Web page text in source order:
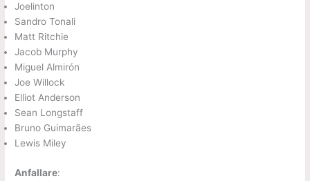
Joelinton
Sandro Tonali
Matt Ritchie
Jacob Murphy
Miguel Almirón
Joe Willock
Elliot Anderson
Sean Longstaff
Bruno Guimarães
Lewis Miley
Anfallare: